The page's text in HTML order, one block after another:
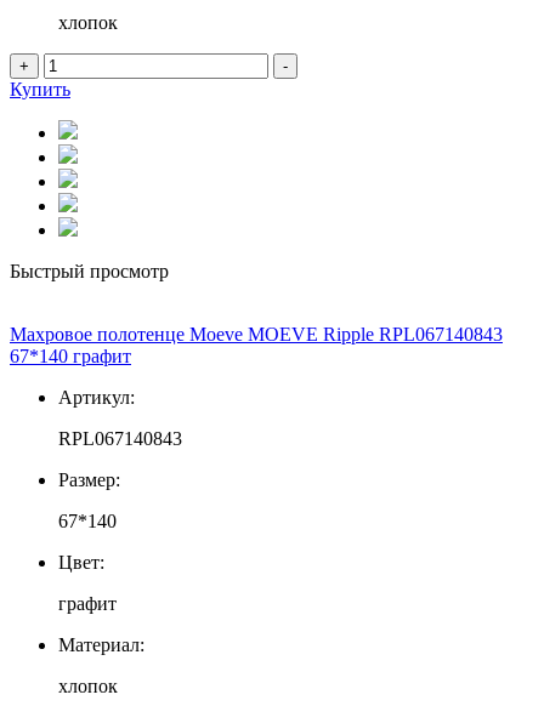
хлопок
+ -
Купить
Быстрый просмотр
Махровое полотенце Moeve MOEVE Ripple RPL067140843
67*140 графит
Артикул:
RPL067140843
Размер:
67*140
Цвет:
графит
Материал:
хлопок